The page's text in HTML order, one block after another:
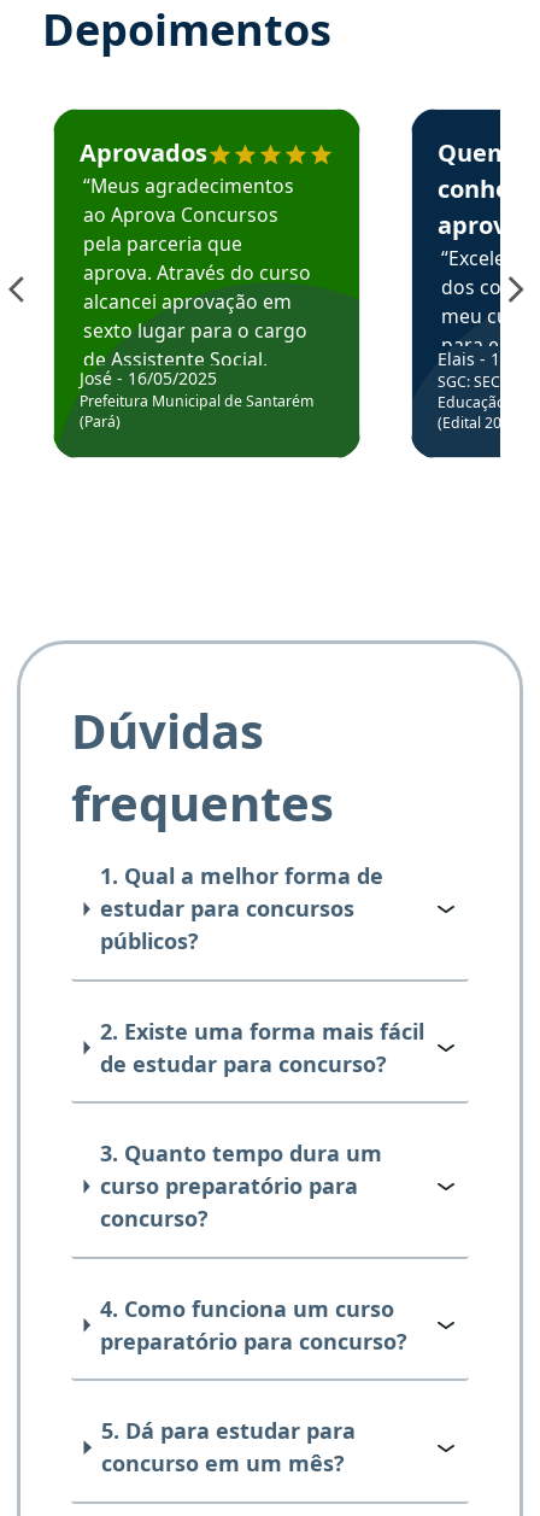
Depoimentos
Estudante José recomenda o Aprova Concursos em
Aprovados
“Meus agradecimentos
ao Aprova Concursos
pela parceria que
aprova. Através do curso
alcancei aprovação em
sexto lugar para o cargo
de Assistente Social.
Hoje estou atuando na
Prefeitura de Santarém.
José - 16/05/2025
Prefeitura Municipal de Santarém
(Pará)
Estudante
Quem
aprova
dos
meu
para
colocar
através
de
Elais - 15/
SGC: SEC BA
Educação
(Edital
Dúvidas
frequentes
1. Qual a melhor forma de
estudar para concursos
públicos?
2. Existe uma forma mais fácil
de estudar para concurso?
3. Quanto tempo dura um
curso preparatório para
concurso?
4. Como funciona um curso
preparatório para concurso?
5. Dá para estudar para
concurso em um mês?